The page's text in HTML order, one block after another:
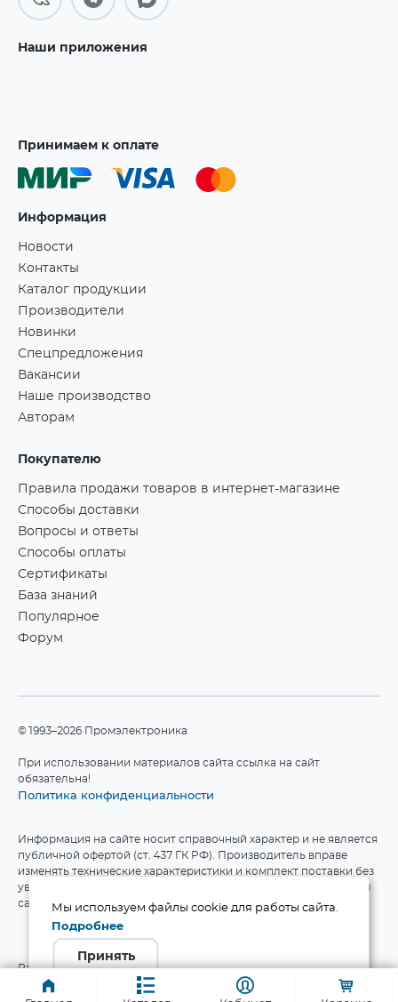
Наши приложения
Принимаем к оплате
Информация
Новости
Контакты
Каталог продукции
Производители
Новинки
Спецпредложения
Вакансии
Наше производство
Авторам
Покупателю
Правила продажи товаров в интернет-магазине
Способы доставки
Вопросы и ответы
Способы оплаты
Сертификаты
База знаний
Популярное
Форум
©1993–2026 Промэлектроника
При использовании материалов сайта ссылка на сайт
обязательна!
Политика конфиденциальности
Информация на сайте носит справочный характер и не является
публичной офертой (ст. 437 ГК РФ). Производитель вправе
изменять технические характеристики и комплект поставки без
уведомления. Актуальные данные приведены на официальном
сайте производителя.
Разработка сайта
Мы используем файлы cookie для работы сайта.
Подробнее
Принять